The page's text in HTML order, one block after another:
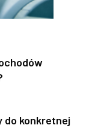
do konkretnej